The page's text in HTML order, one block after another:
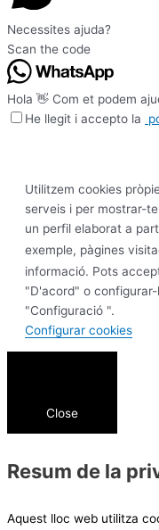
Necessites ajuda?
Scan the code
Hola 👋 Com et podem
He llegit i accepto la
Utilitzem cookies
serveis i per mostrar-
un perfil elaborat a
exemple, pàgines
informació. Pots
"D'acord" o
"Configuració ".
Configurar cookies
Close
Resum de la
Aquest lloc web utilitza